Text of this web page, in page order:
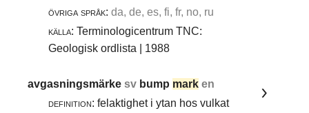
övriga språk: da, de, es, fi, fr, no, ru
källa: Terminologicentrum TNC:
Geologisk ordlista | 1988
avgasningsmärkesv bump mark en
definition: felaktighet i ytan hos vulkat